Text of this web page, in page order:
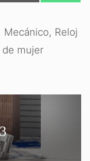
Mecánico, Reloj
de mujer